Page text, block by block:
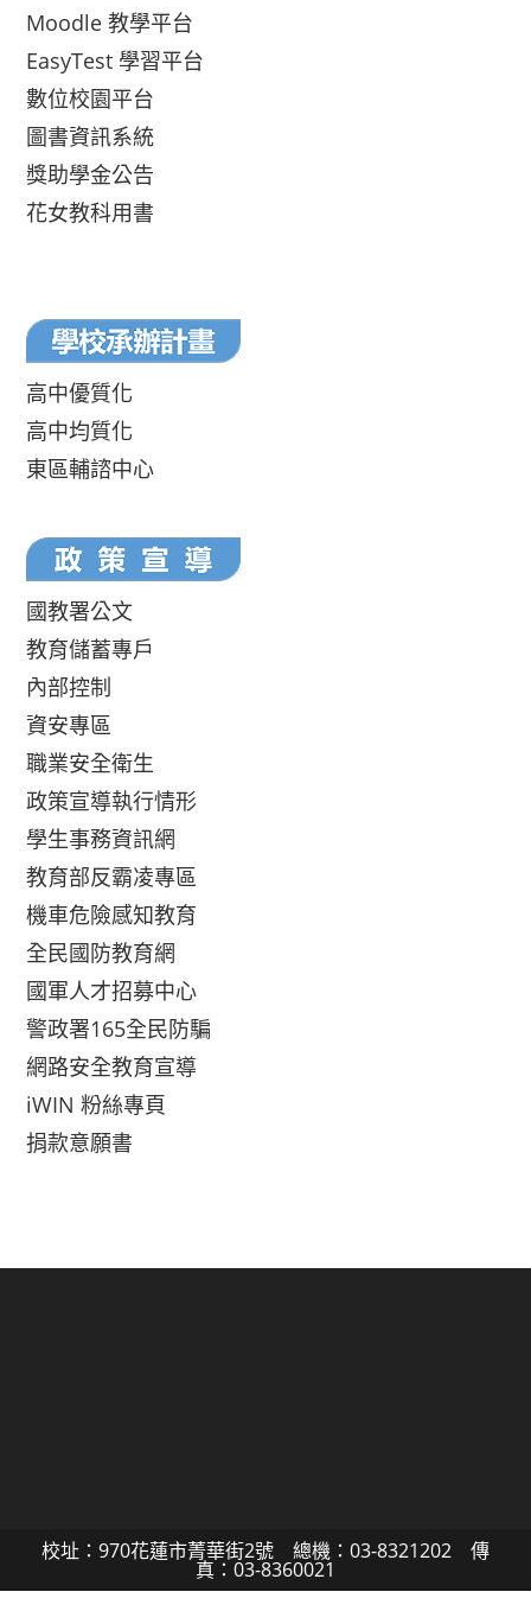
Moodle 教學平台
EasyTest 學習平台
數位校園平台
圖書資訊系統
獎助學金公告
花女教科用書
高中優質化
高中均質化
東區輔諮中心
國教署公文
教育儲蓄專戶
內部控制
資安專區
職業安全衛生
政策宣導執行情形
學生事務資訊網
教育部反霸凌專區
機車危險感知教育
全民國防教育網
國軍人才招募中心
警政署165全民防騙
網路安全教育宣導
iWIN 粉絲專頁
捐款意願書
校址：970花蓮市菁華街2號 總機：03-8321202 傳
真：03-8360021